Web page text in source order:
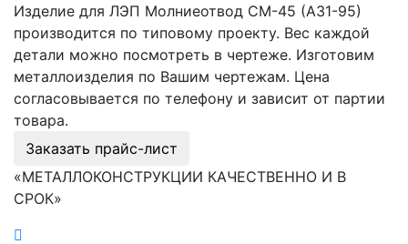
Изделие для ЛЭП Молниеотвод СМ-45 (А31-95)
производится по типовому проекту. Вес каждой
детали можно посмотреть в чертеже. Изготовим
металлоизделия по Вашим чертежам. Цена
согласовывается по телефону и зависит от партии
товара.
Заказать прайс-лист
«МЕТАЛЛОКОНСТРУКЦИИ КАЧЕСТВЕННО И В
СРОК»